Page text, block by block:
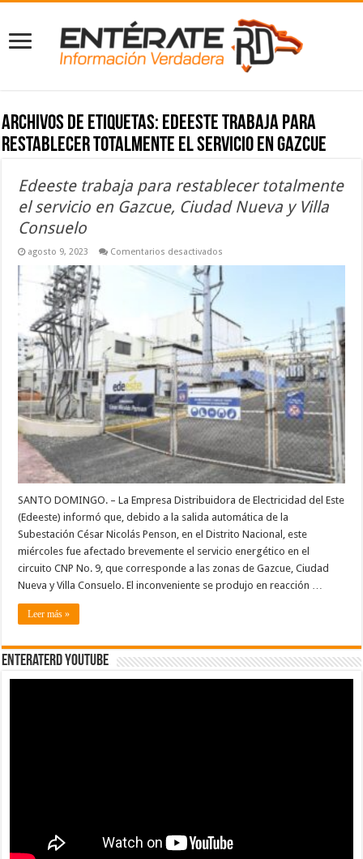
Archivos de etiquetas: Edeeste trabaja para
restablecer totalmente el servicio en Gazcue
Edeeste trabaja para restablecer totalmente
el servicio en Gazcue, Ciudad Nueva y Villa
Consuelo
agosto 9, 2023 Comentarios desactivados
para
el
servicio
Gazcue,
Ciudad
Nueva
y
Villa
Consuelo
SANTO DOMINGO. – La Empresa Distribuidora de Electricidad del Este
(Edeeste) informó que, debido a la salida automática de la
Subestación César Nicolás Penson, en el Distrito Nacional, este
miércoles fue afectado brevemente el servicio energético en el
circuito CNP No. 9, que corresponde a las zonas de Gazcue, Ciudad
Nueva y Villa Consuelo. El inconveniente se produjo en reacción …
Leer más »
EnterateRD YOUTUBE